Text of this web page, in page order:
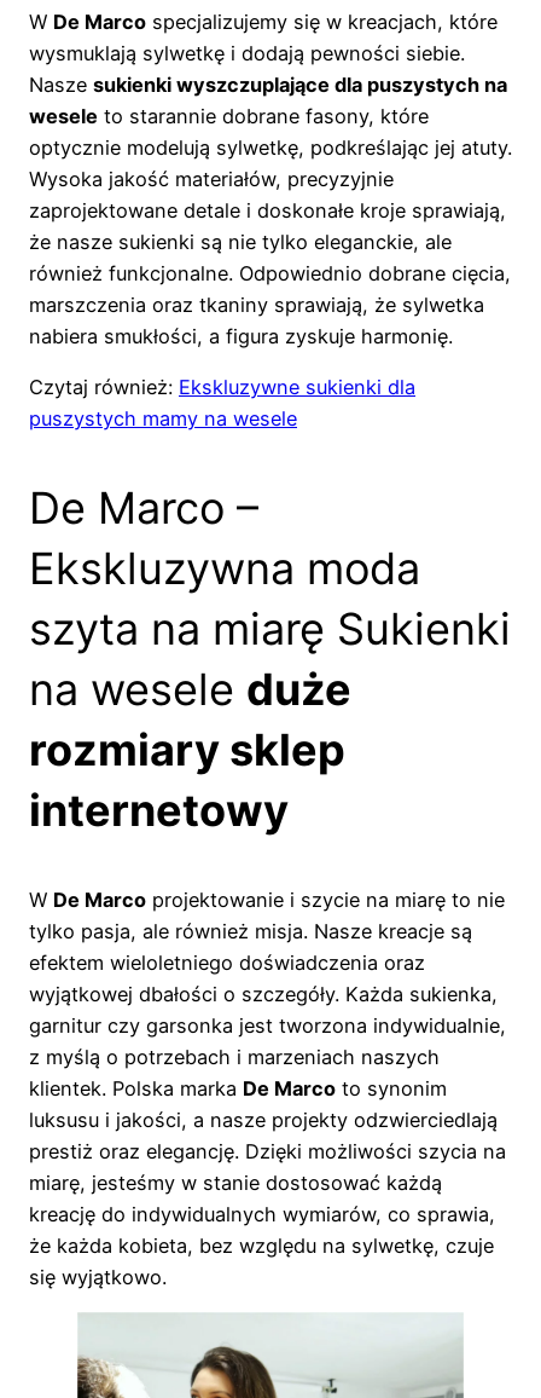
W De Marco specjalizujemy się w kreacjach, które
wysmuklają sylwetkę i dodają pewności siebie.
Nasze sukienki wyszczuplające dla puszystych na
wesele to starannie dobrane fasony, które
optycznie modelują sylwetkę, podkreślając jej atuty.
Wysoka jakość materiałów, precyzyjnie
zaprojektowane detale i doskonałe kroje sprawiają,
że nasze sukienki są nie tylko eleganckie, ale
również funkcjonalne. Odpowiednio dobrane cięcia,
marszczenia oraz tkaniny sprawiają, że sylwetka
nabiera smukłości, a figura zyskuje harmonię.
Czytaj również: Ekskluzywne sukienki dla
puszystych mamy na wesele
De Marco –
Ekskluzywna moda
szyta na miarę Sukienki
na wesele duże
rozmiary sklep
internetowy
W De Marco projektowanie i szycie na miarę to nie
tylko pasja, ale również misja. Nasze kreacje są
efektem wieloletniego doświadczenia oraz
wyjątkowej dbałości o szczegóły. Każda sukienka,
garnitur czy garsonka jest tworzona indywidualnie,
z myślą o potrzebach i marzeniach naszych
klientek. Polska marka De Marco to synonim
luksusu i jakości, a nasze projekty odzwierciedlają
prestiż oraz elegancję. Dzięki możliwości szycia na
miarę, jesteśmy w stanie dostosować każdą
kreację do indywidualnych wymiarów, co sprawia,
że każda kobieta, bez względu na sylwetkę, czuje
się wyjątkowo.